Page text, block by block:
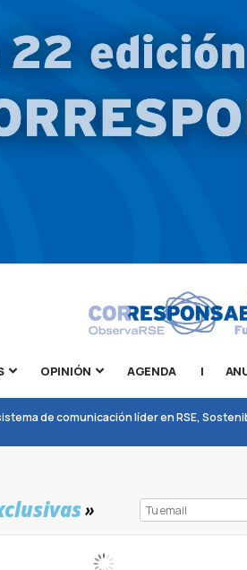
OPINIÓN AGENDA |
de comunicación líder en RSE,
»